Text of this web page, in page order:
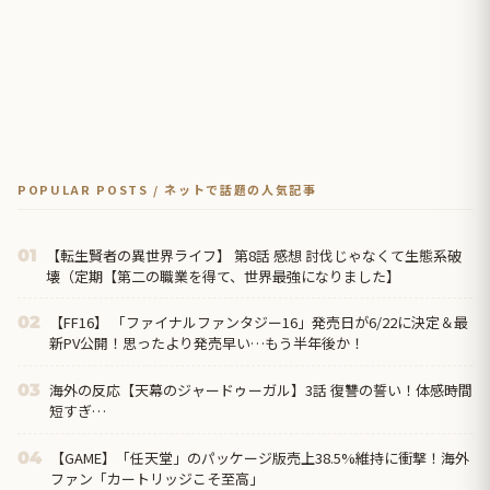
POPULAR POSTS / ネットで話題の人気記事
01
【転生賢者の異世界ライフ】 第8話 感想 討伐じゃなくて生態系破
壊（定期【第二の職業を得て、世界最強になりました】
02
【FF16】 「ファイナルファンタジー16」発売日が6/22に決定＆最
新PV公開！思ったより発売早い…もう半年後か！
03 海外の反応【天幕のジャードゥーガル】3話 復讐の誓い！体感時間
短すぎ…
04
【GAME】「任天堂」のパッケージ版売上38.5%維持に衝撃！海外
ファン「カートリッジこそ至高」